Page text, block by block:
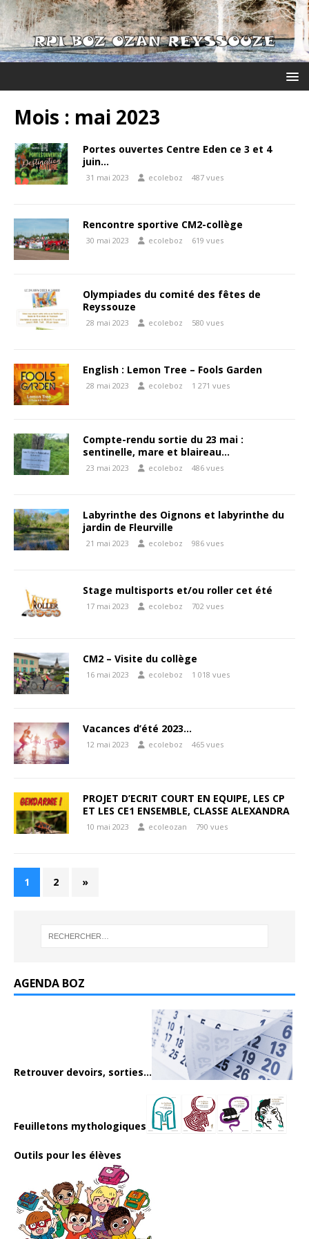
Mois : mai 2023
Portes ouvertes Centre Eden ce 3 et 4
juin…
31 mai 2023 ecoleboz 487 vues
Rencontre sportive CM2-collège
30 mai 2023 ecoleboz 619 vues
Olympiades du comité des fêtes de
Reyssouze
28 mai 2023 ecoleboz 580 vues
English : Lemon Tree – Fools Garden
28 mai 2023 ecoleboz 1 271 vues
Compte-rendu sortie du 23 mai :
sentinelle, mare et blaireau…
23 mai 2023 ecoleboz 486 vues
Labyrinthe des Oignons et labyrinthe du
jardin de Fleurville
21 mai 2023 ecoleboz 986 vues
Stage multisports et/ou roller cet été
17 mai 2023 ecoleboz 702 vues
CM2 – Visite du collège
16 mai 2023 ecoleboz 1 018 vues
Vacances d’été 2023…
12 mai 2023 ecoleboz 465 vues
PROJET D’ECRIT COURT EN EQUIPE, LES CP
ET LES CE1 ENSEMBLE, CLASSE ALEXANDRA
10 mai 2023 ecoleozan 790 vues
1 2 »
AGENDA BOZ
Retrouver devoirs, sorties...
Feuilletons mythologiques
Outils pour les élèves